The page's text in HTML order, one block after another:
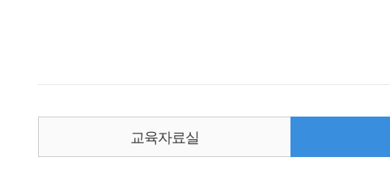
교육자료실